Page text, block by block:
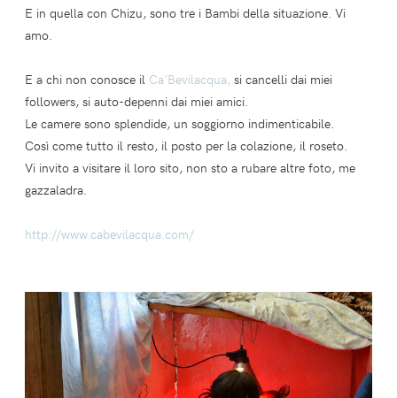
E in quella con Chizu, sono tre i Bambi della situazione. Vi
amo.
E a chi non conosce il Ca'Bevilacqua, si cancelli dai miei
followers, si auto-depenni dai miei amici.
Le camere sono splendide, un soggiorno indimenticabile.
Così come tutto il resto, il posto per la colazione, il roseto.
Vi invito a visitare il loro sito, non sto a rubare altre foto, me
gazzaladra.
http://www.cabevilacqua.com/